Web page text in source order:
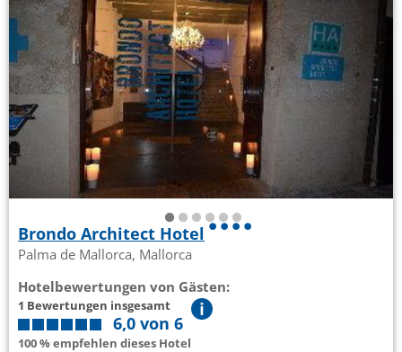
Brondo Architect Hotel
Palma de Mallorca, Mallorca
Hotelbewertungen von Gästen:
1 Bewertungen insgesamt
6,0 von 6
100 % empfehlen dieses Hotel